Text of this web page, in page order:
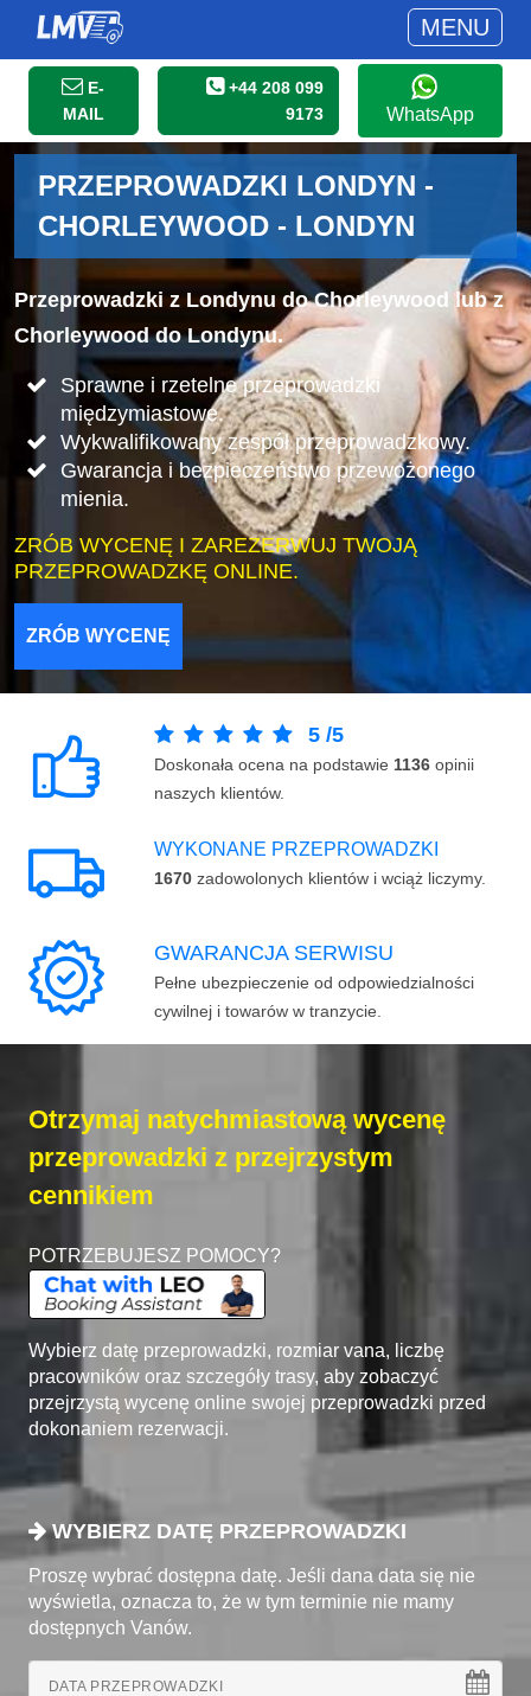
MENU
E-
MAIL
+44 208 099
9173
WhatsApp
PRZEPROWADZKI LONDYN -
CHORLEYWOOD - LONDYN
Przeprowadzki z Londynu do Chorleywood lub z
Chorleywood do Londynu.
Sprawne i rzetelne przeprowadzki
międzymiastowe.
Wykwalifikowany zespół przeprowadzkowy.
Gwarancja i bezpieczeństwo przewożonego
mienia.
ZRÓB WYCENĘ I ZAREZERWUJ TWOJĄ
PRZEPROWADZKĘ ONLINE.
ZRÓB WYCENĘ
5 /5
Doskonała ocena na podstawie 1136 opinii
naszych klientów.
WYKONANE PRZEPROWADZKI
1670 zadowolonych klientów i wciąż liczymy.
GWARANCJA SERWISU
Pełne ubezpieczenie od odpowiedzialności
cywilnej i towarów w tranzycie.
Otrzymaj natychmiastową wycenę
przeprowadzki z przejrzystym
cennikiem
POTRZEBUJESZ POMOCY?
Wybierz datę przeprowadzki, rozmiar vana, liczbę
pracowników oraz szczegóły trasy, aby zobaczyć
przejrzystą wycenę online swojej przeprowadzki przed
dokonaniem rezerwacji.
WYBIERZ DATĘ PRZEPROWADZKI
Proszę wybrać dostępna datę. Jeśli dana data się nie
wyświetla, oznacza to, że w tym terminie nie mamy
dostępnych Vanów.
DATA PRZEPROWADZKI